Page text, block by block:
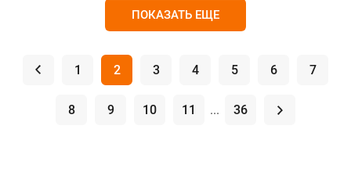
ПОКАЗАТЬ ЕЩЕ
. 1 2 3 4 5 6 7
8 9 10 11 ... 36 .